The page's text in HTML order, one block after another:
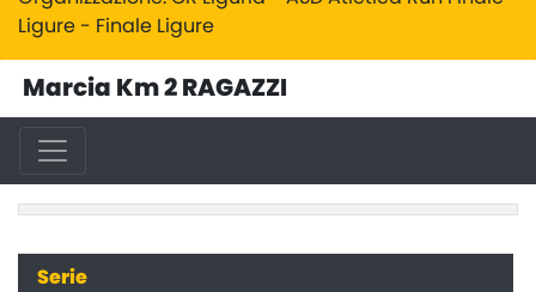
Ligure - Finale Ligure
Marcia Km 2 RAGAZZI
Serie